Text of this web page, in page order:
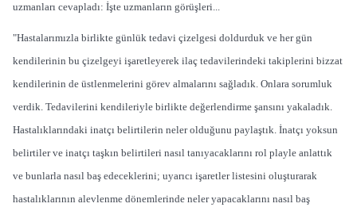
uzmanları cevapladı: İşte uzmanların görüşleri...
"Hastalarımızla birlikte günlük tedavi çizelgesi doldurduk ve her gün
kendilerinin bu çizelgeyi işaretleyerek ilaç tedavilerindeki takiplerini bizzat
kendilerinin de üstlenmelerini görev almalarını sağladık. Onlara sorumluk
verdik. Tedavilerini kendileriyle birlikte değerlendirme şansını yakaladık.
Hastalıklarındaki inatçı belirtilerin neler olduğunu paylaştık. İnatçı yoksun
belirtiler ve inatçı taşkın belirtileri nasıl tanıyacaklarını rol playle anlattık
ve bunlarla nasıl baş edeceklerini; uyarıcı işaretler listesini oluşturarak
hastalıklarının alevlenme dönemlerinde neler yapacaklarını nasıl baş